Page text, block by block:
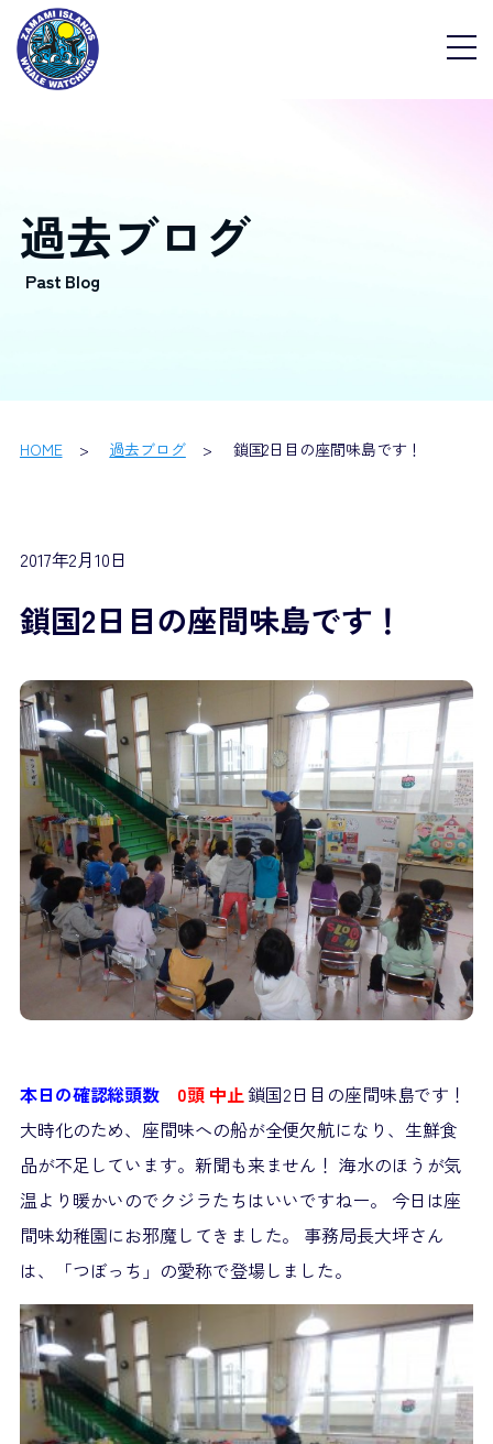
過去ブログ
HOME 過去ブログ 鎖国2日目の座間味島です！
2017年2月10日
鎖国2日目の座間味島です！
本日の確認総頭数 0頭 中止鎖国2日目の座間味島です！
大時化のため、座間味への船が全便欠航になり、生鮮食
品が不足しています。新聞も来ません！ 海水のほうが気
温より暖かいのでクジラたちはいいですねー。 今日は座
間味幼稚園にお邪魔してきました。 事務局長大坪さん
は、「つぼっち」の愛称で登場しました。